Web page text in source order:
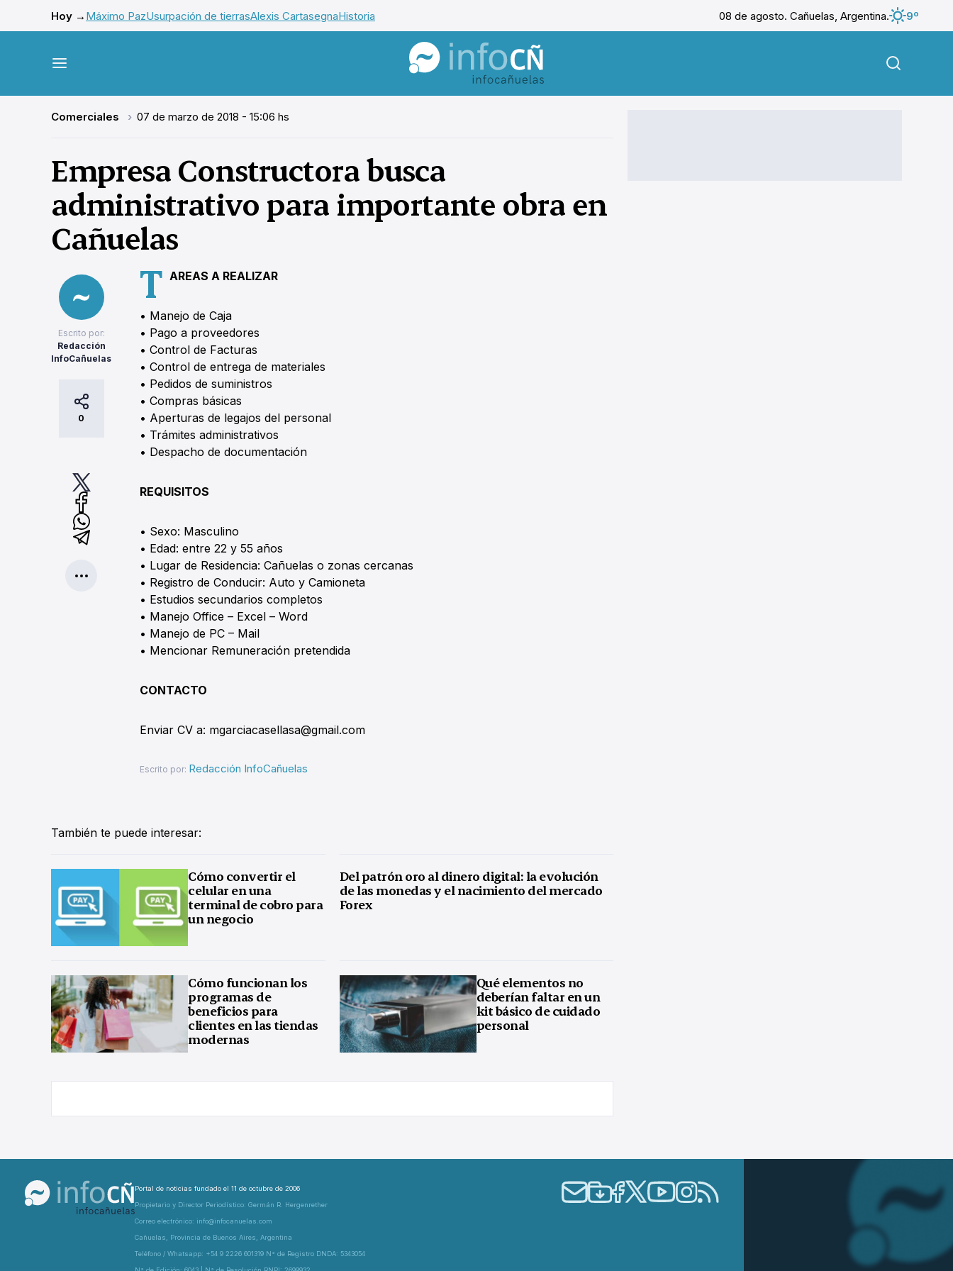
Hoy → Máximo PazUsurpación de tierrasAlexis CartasegnaHistoria 08 de agosto. Cañuelas, Argentina.
9º
InfoCañuelas
Comerciales 07 de marzo de 2018 - 15:06 hs
Empresa Constructora busca
administrativo para importante obra en
Cañuelas
Escrito por:
Redacción
InfoCañuelas
0
T AREAS A REALIZAR
• Manejo de Caja
• Pago a proveedores
• Control de Facturas
• Control de entrega de materiales
• Pedidos de suministros
• Compras básicas
• Aperturas de legajos del personal
• Trámites administrativos
• Despacho de documentación
REQUISITOS
• Sexo: Masculino
• Edad: entre 22 y 55 años
• Lugar de Residencia: Cañuelas o zonas cercanas
• Registro de Conducir: Auto y Camioneta
• Estudios secundarios completos
• Manejo Office – Excel – Word
• Manejo de PC – Mail
• Mencionar Remuneración pretendida
CONTACTO
Enviar CV a: mgarciacasellasa@gmail.com
Escrito por: Redacción InfoCañuelas
También te puede interesar:
Cómo convertir el
celular en una
terminal de cobro para
un negocio
Del patrón oro al dinero digital: la evolución
de las monedas y el nacimiento del mercado
Forex
Cómo funcionan los
programas de
beneficios para
clientes en las tiendas
modernas
Qué elementos no
deberían faltar en un
kit básico de cuidado
personal
Portal de noticias fundado el 11 de octubre de 2006
Propietario y Director Periodístico: Germán R. Hergenrether
Correo electrónico: info@infocanuelas.com
Cañuelas, Provincia de Buenos Aires, Argentina
Teléfono / Whatsapp: +54 9 2226 601319 N° de Registro DNDA: 5343054